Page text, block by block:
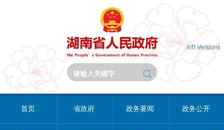
Int'l Versions
首页 省政府 政务要闻 政务公开